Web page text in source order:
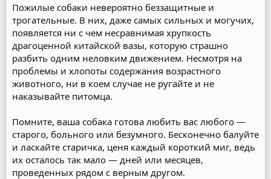
Пожилые собаки невероятно беззащитные и
трогательные. В них, даже самых сильных и могучих,
появляется ни с чем несравнимая хрупкость
драгоценной китайской вазы, которую страшно
разбить одним неловким движением. Несмотря на
проблемы и хлопоты содержания возрастного
животного, ни в коем случае не ругайте и не
наказывайте питомца.
Помните, ваша собака готова любить вас любого —
старого, больного или безумного. Бесконечно балуйте
и ласкайте старичка, ценя каждый короткий миг, ведь
их осталось так мало — дней или месяцев,
проведенных рядом с верным другом.